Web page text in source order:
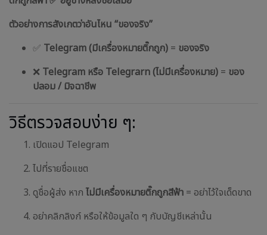
ตัวอย่างการสังเกตว่าอันไหน “ของจริง”
✅ Telegram (มีเครื่องหมายติ๊กถูก) = ของจริง
❌ Telegram หรือ Telegrarn (ไม่มีเครื่องหมาย) = ของ
ปลอม / มิจฉาชีพ
วิธีตรวจสอบง่าย ๆ:
เปิดแอป Telegram
ไปที่รายชื่อแชต
ดูชื่อผู้ส่ง หาก ไม่มีเครื่องหมายติ๊กถูกสีฟ้า = อย่าไว้ใจเด็ดขาด
อย่าคลิกลิงก์ หรือให้ข้อมูลใด ๆ กับบัญชีเหล่านั้น